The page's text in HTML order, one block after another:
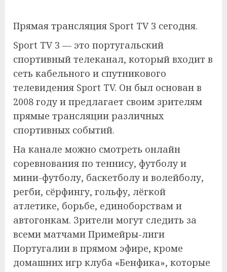
Прямая трансляция Sport TV 3 сегодня.
Sport TV 3 — это португальский
спортивный телеканал, который входит в
сеть кабельного и спутникового
телевидения Sport TV. Он был основан в
2008 году и предлагает своим зрителям
прямые трансляции различных
спортивных событий.
На канале можно смотреть онлайн
соревнования по теннису, футболу и
мини-футболу, баскетболу и волейболу,
регби, сёрфингу, гольфу, лёгкой
атлетике, борьбе, единоборствам и
автогонкам. Зрители могут следить за
всеми матчами Примейры-лиги
Португалии в прямом эфире, кроме
домашних игр клуба «Бенфика», которые